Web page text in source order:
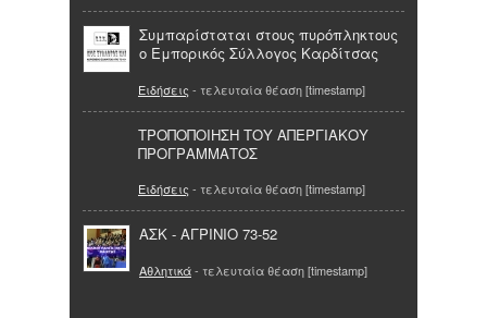
Συμπαρίσταται στους πυρόπληκτους
ο Εμπορικός Σύλλογος Καρδίτσας
Ειδήσεις - τελευταία θέαση [timestamp]
ΤΡΟΠΟΠΟΙΗΣΗ ΤΟΥ ΑΠΕΡΓΙΑΚΟΥ
ΠΡΟΓΡΑΜΜΑΤΟΣ
Ειδήσεις - τελευταία θέαση [timestamp]
ΑΣΚ - ΑΓΡΙΝΙΟ 73-52
Αθλητικά- τελευταία θέαση [timestamp]